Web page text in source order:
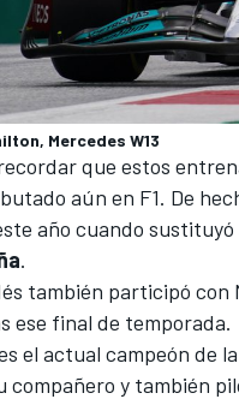
Mercedes W13
que estos
aún en F1. De
año cuando sustituyó
.
también participó con
ese final de temporada.
el actual campeón de
compañero y también